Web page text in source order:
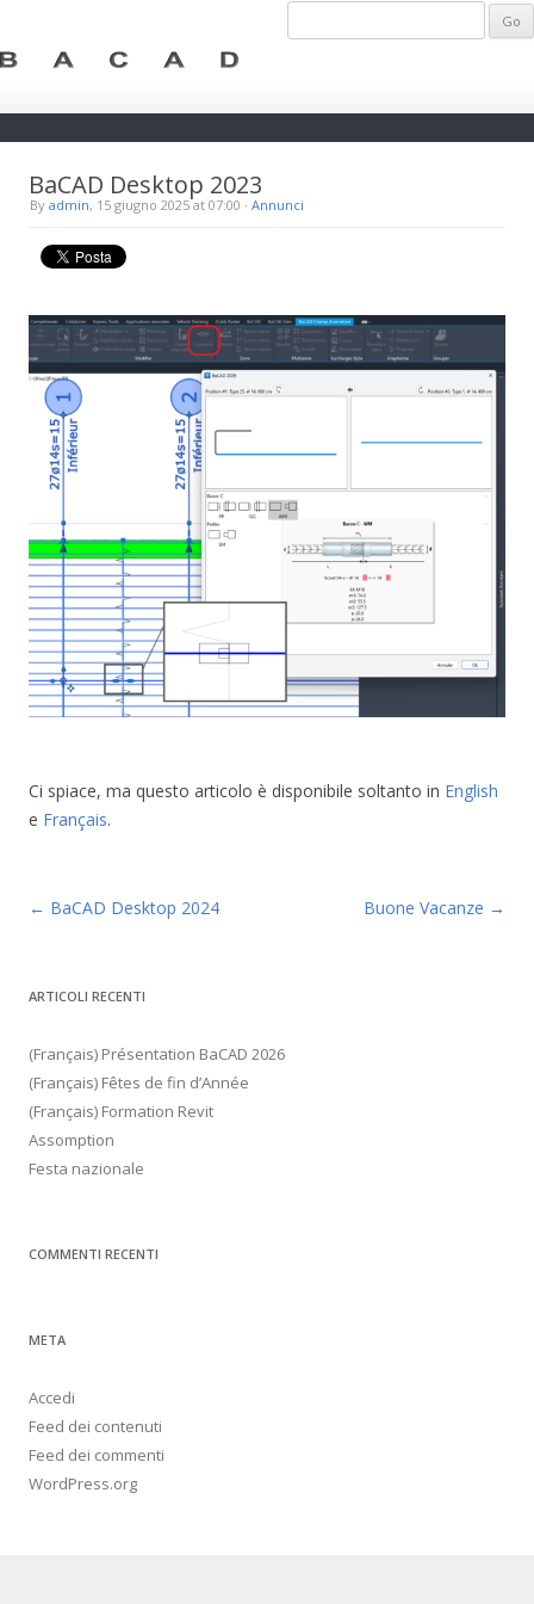
BaCAD Desktop 2023
By admin, 15 giugno 2025 at 07:00 · Annunci
Ci spiace, ma questo articolo è disponibile soltanto in English
e Français.
Navigazione articolo
← BaCAD Desktop 2024 Buone Vacanze →
ARTICOLI RECENTI
(Français) Présentation BaCAD 2026
(Français) Fêtes de fin d’Année
(Français) Formation Revit
Assomption
Festa nazionale
COMMENTI RECENTI
META
Accedi
Feed dei contenuti
Feed dei commenti
WordPress.org